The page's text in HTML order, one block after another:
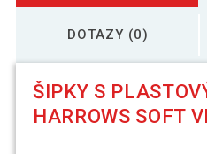
DOTAZY (0)
ŠIPKY S
HARROWS SOFT